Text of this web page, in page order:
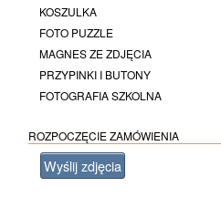
KOSZULKA
FOTO PUZZLE
MAGNES ZE ZDJĘCIA
PRZYPINKI I BUTONY
FOTOGRAFIA SZKOLNA
ROZPOCZĘCIE ZAMÓWIENIA
Wyślij zdjęcia